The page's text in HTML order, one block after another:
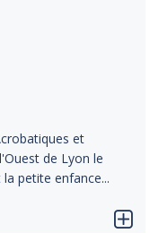
et
de Lyon le
petite enfance...